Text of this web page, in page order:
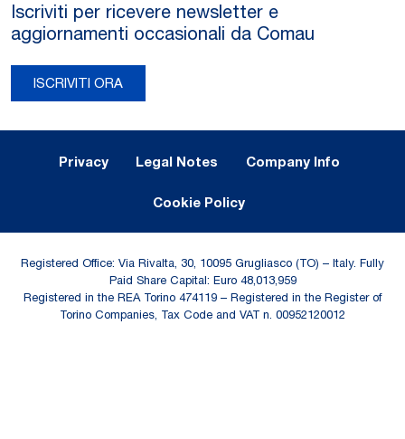
Iscriviti per ricevere newsletter e
aggiornamenti occasionali da Comau
ISCRIVITI ORA
Privacy Legal Notes Company Info
Cookie Policy
Registered Office: Via Rivalta, 30, 10095 Grugliasco (TO) – Italy. Fully
Paid Share Capital: Euro 48,013,959
Registered in the REA Torino 474119 – Registered in the Register of
Torino Companies, Tax Code and VAT n. 00952120012